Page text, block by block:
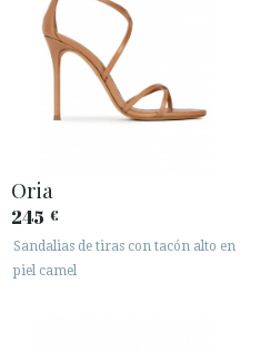
Oria
245 €
Sandalias de tiras con tacón alto en
piel camel